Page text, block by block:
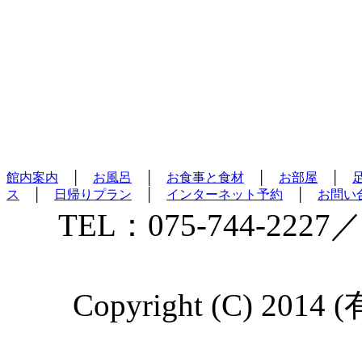
館内案内 お風呂 お食事と食材 お部屋
ス
日帰りプラン インターネット予約 お問い
TEL：075-744-2227
Copyright (C) 2014 (